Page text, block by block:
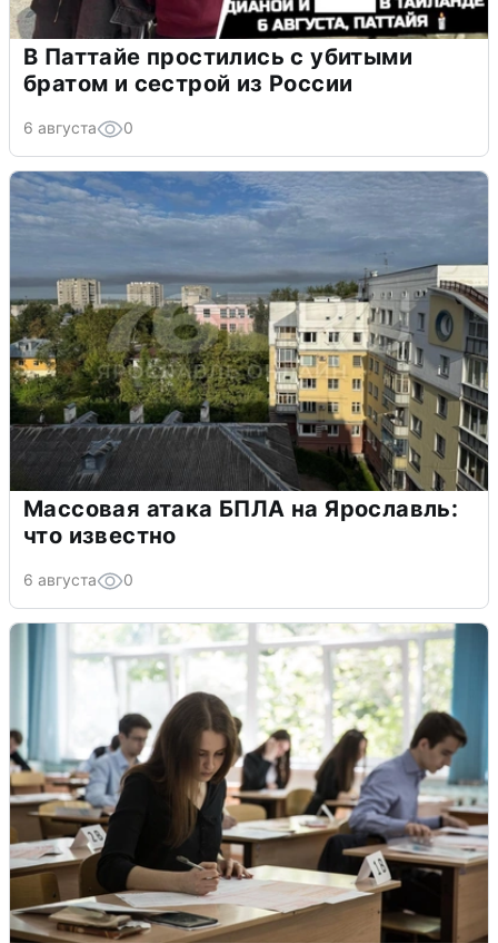
В Паттайе простились с убитыми
братом и сестрой из России
6 августа 0
Массовая атака БПЛА на Ярославль:
что известно
6 августа 0